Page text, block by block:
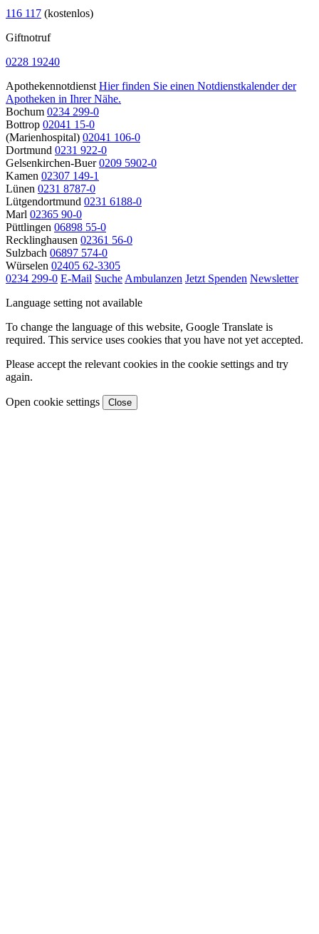
116 117 (kostenlos)
Giftnotruf
0228 19240
Apothekennotdienst Hier finden Sie einen Notdienstkalender der
Apotheken in Ihrer Nähe.
Bochum 0234 299-0
Bottrop 02041 15-0
(Marienhospital) 02041 106-0
Dortmund 0231 922-0
Gelsenkirchen-Buer 0209 5902-0
Kamen 02307 149-1
Lünen 0231 8787-0
Lütgendortmund 0231 6188-0
Marl 02365 90-0
Püttlingen 06898 55-0
Recklinghausen 02361 56-0
Sulzbach 06897 574-0
Würselen 02405 62-3305
0234 299-0 E-Mail Suche Ambulanzen Jetzt Spenden Newsletter
Language setting not available
To change the language of this website, Google Translate is
required. This service uses cookies that you have not yet accepted.
Please accept the relevant cookies in the cookie settings and try
again.
Open cookie settings Close